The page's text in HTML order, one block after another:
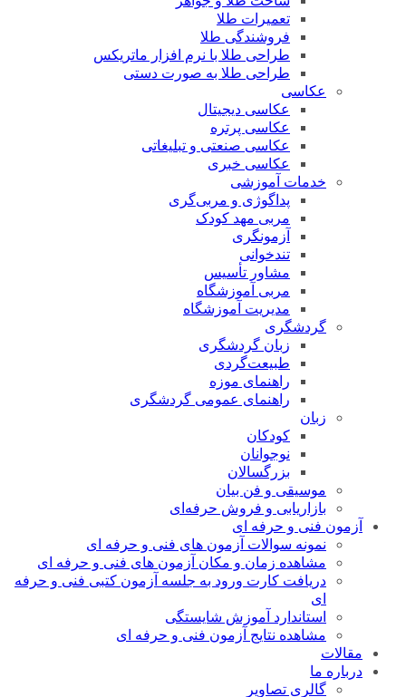
تعمیرات طلا
فروشندگی طلا
طراحی طلا با نرم افزار ماتریکس
طراحی طلا به صورت دستی
عکاسی
عکاسی دیجیتال
عکاسی پرتره
عکاسی صنعتی و تبلیغاتی
عکاسی خبری
خدمات آموزشی
پداگوژی و مربی‌گری
مربی مهد کودک
آزمونگری
تندخوانی
مشاور تأسیس
مربی آموزشگاه
مدیریت آموزشگاه
گردشگری
زبان گردشگری
طبیعت‌گردی
راهنمای موزه
راهنمای عمومی گردشگری
زبان
کودکان
نوجوانان
بزرگسالان
موسیقی و فن بیان
بازاریابی و فروش حرفه‌ای
آزمون فنی و حرفه ای
نمونه سوالات آزمون های فنی و حرفه ای
مشاهده زمان و مکان آزمون های فنی و حرفه ای
دریافت کارت ورود به جلسه آزمون کتبی فنی و حرفه
ای
استاندارد آموزش شایستگی
مشاهده نتایج آزمون فنی و حرفه ای
مقالات
درباره ما
گالری تصاویر